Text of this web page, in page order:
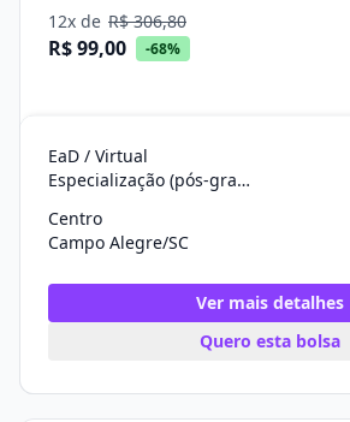
12x de R$ 306,80
R$ 99,00 -68%
EaD / Virtual
Especialização (pós-graduação)
Centro
Campo Alegre/SC
Ver mais detalhes
Quero esta bolsa